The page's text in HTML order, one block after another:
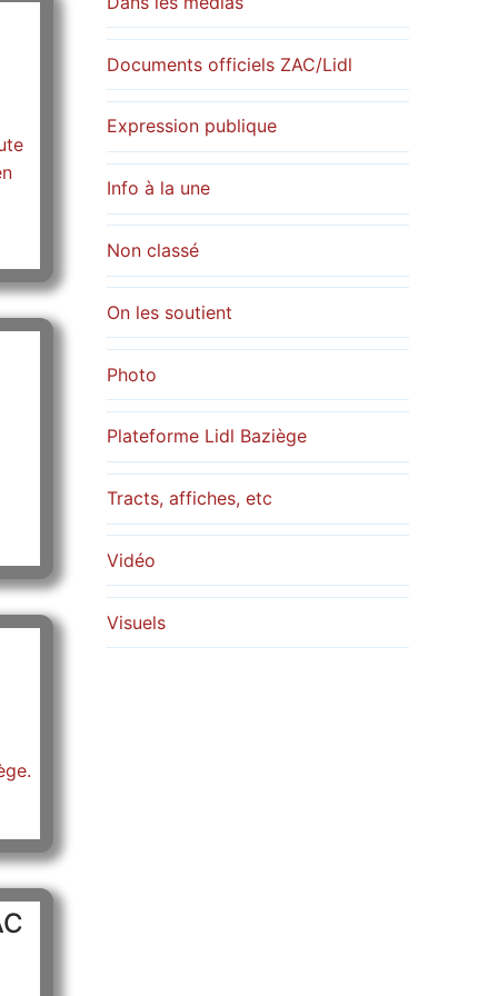
Documents officiels ZAC/Lidl
Expression publique
Info à la une
Non classé
On les soutient
Photo
Plateforme Lidl Baziège
Tracts, affiches, etc
Vidéo
Visuels